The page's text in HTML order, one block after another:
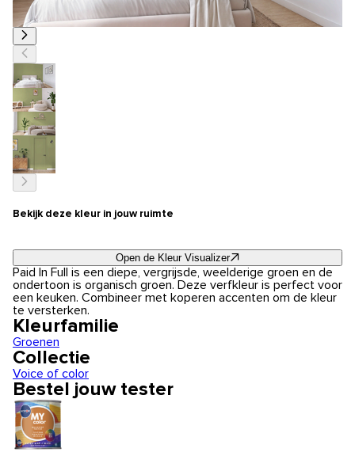
Bekijk deze kleur in jouw ruimte
Open de Kleur Visualizer
Paid In Full is een diepe, vergrijsde, weelderige groen en de
ondertoon is organisch groen. Deze verfkleur is perfect voor
een keuken. Combineer met koperen accenten om de kleur
te versterken.
Kleurfamilie
Groenen
Collectie
Voice of color
Bestel jouw tester